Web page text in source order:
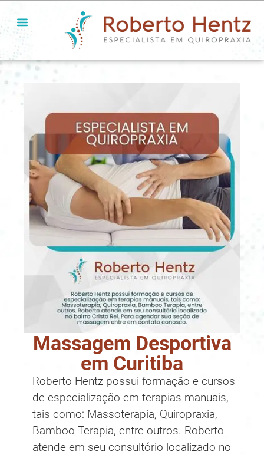
Massagem Desportiva
em Curitiba
Roberto Hentz possui formação e cursos
de especialização em terapias manuais,
tais como: Massoterapia, Quiropraxia,
Bamboo Terapia, entre outros. Roberto
atende em seu consultório localizado no